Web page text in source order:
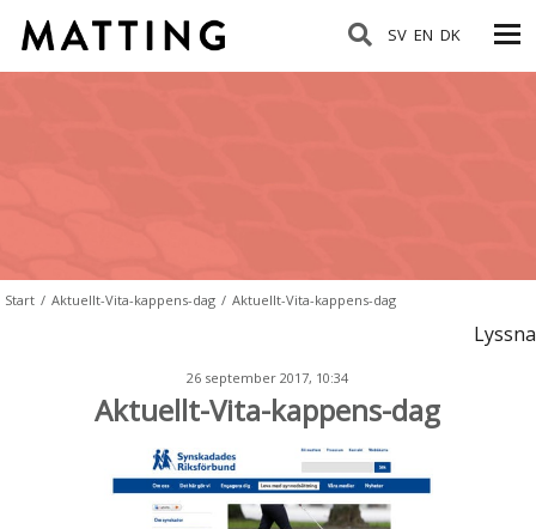
SV EN DK
Start / Aktuellt-Vita-kappens-dag / Aktuellt-Vita-kappens-dag
Lyssna
26 september 2017, 10:34
Aktuellt-Vita-kappens-dag